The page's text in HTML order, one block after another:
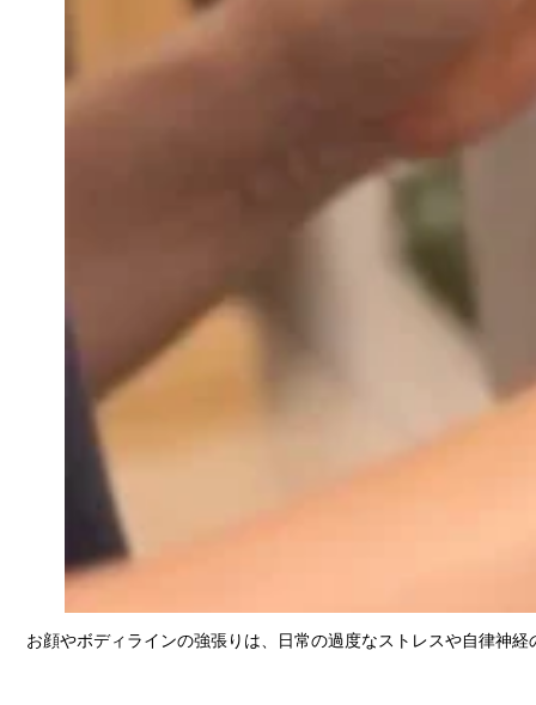
お顔やボディラインの強張りは、日常の過度なストレスや自律神